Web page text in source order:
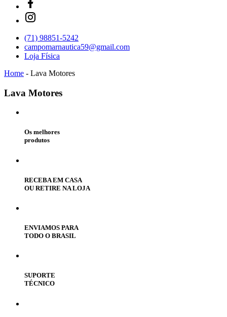
(71) 98851-5242
campomarnautica59@gmail.com
Loja Física
Home - Lava Motores
Lava Motores
Os melhores
produtos
RECEBA EM CASA
OU RETIRE NA LOJA
ENVIAMOS PARA
TODO O BRASIL
SUPORTE
TÉCNICO